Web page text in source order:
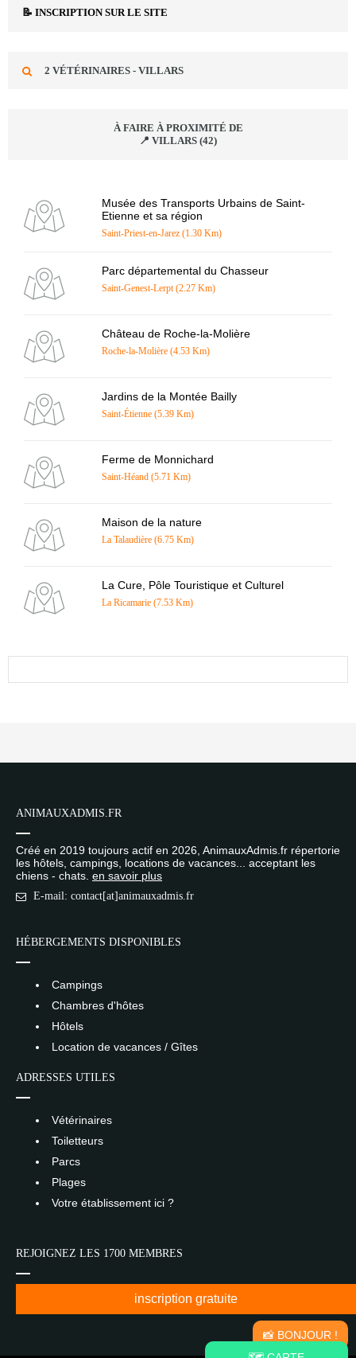
📝 INSCRIPTION SUR LE SITE
2 VÉTÉRINAIRES - VILLARS
À FAIRE À PROXIMITÉ DE
📍 VILLARS (42)
Musée des Transports Urbains de Saint-
Etienne et sa région
Saint-Priest-en-Jarez (1.30 Km)
Parc départemental du Chasseur
Saint-Genest-Lerpt (2.27 Km)
Château de Roche-la-Molière
Roche-la-Molière (4.53 Km)
Jardins de la Montée Bailly
Saint-Étienne (5.39 Km)
Ferme de Monnichard
Saint-Héand (5.71 Km)
Maison de la nature
La Talaudière (6.75 Km)
La Cure, Pôle Touristique et Culturel
La Ricamarie (7.53 Km)
📸 BONJOUR !
ANIMAUXADMIS.FR
Créé en 2019 toujours actif en 2026, AnimauxAdmis.fr répertorie
les hôtels, campings, locations de vacances... acceptant les
chiens - chats. en savoir plus
E-mail: contact[at]animauxadmis.fr
HÉBERGEMENTS DISPONIBLES
Campings
Chambres d'hôtes
Hôtels
Location de vacances / Gîtes
ADRESSES UTILES
Vétérinaires
Toiletteurs
Parcs
Plages
Votre établissement ici ?
REJOIGNEZ LES 1700 MEMBRES
inscription gratuite